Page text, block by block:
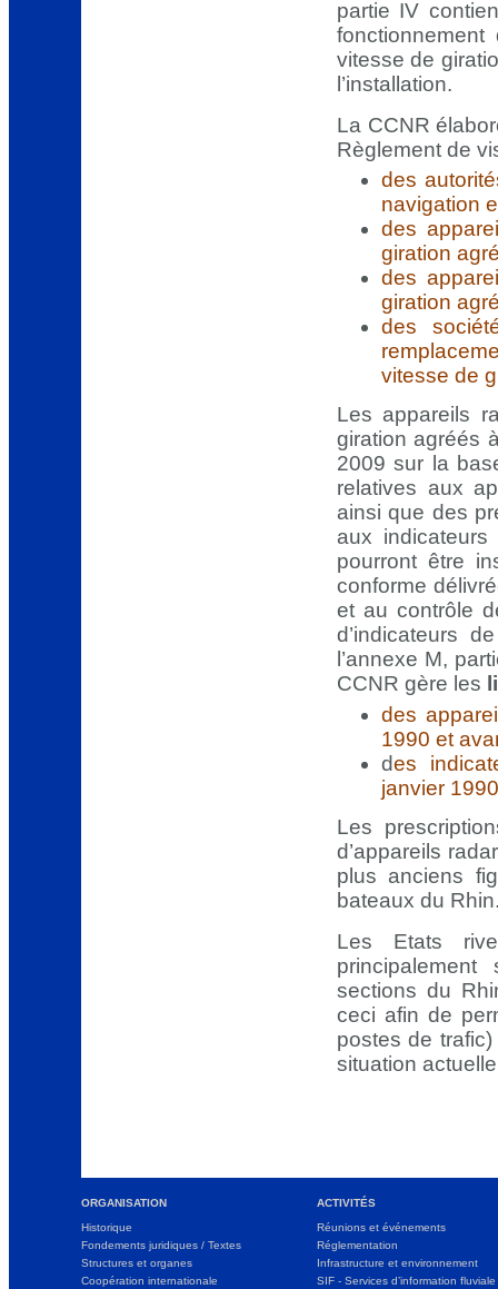
partie IV
vitesse de
l’installation.
La CCNR
Règlement de
des
navigation
des
giration
des
giration
des
vitesse de
Les appareils
giration agréés
2009 sur la
relatives aux
ainsi que des
aux
pourront être
conforme
et au contrôle
d’indicateurs
l’annexe M,
CCNR gère les
des
1990 et
des
janvier
Les
d’appareils
plus anciens
bateaux du
Les Etats
sections du
ceci afin de
postes de
situation
ORGANISATION
Historique
Fondements juridiques / Textes
Structures et organes
Coopération internationale
ACTIVITÉS
Réunions et événements
Réglementation
Infrastructure et environnement
SIF - Services d’information fluviale